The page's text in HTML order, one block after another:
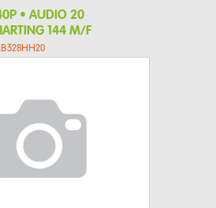
• AUDIO 20
144 M/F